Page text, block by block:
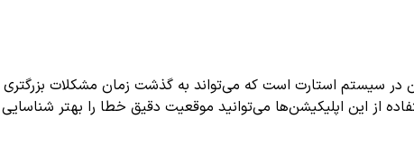
در سیستم استارت است که می‌تواند به گذشت زمان مشکلات بزرگتری
از این اپلیکیشن‌ها می‌توانید موقعیت دقیق خطا را بهتر شناسایی